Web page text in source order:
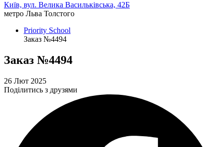
Київ, вул. Велика Васильківська, 42Б
метро Льва Толстого
Priority School
Заказ №4494
Заказ №4494
26 Лют 2025
Поділитись з друзями